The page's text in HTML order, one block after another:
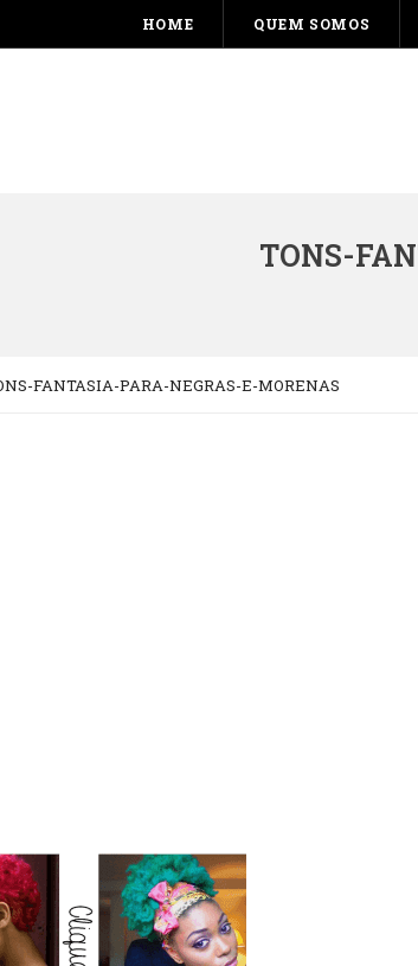
HOME QUEM SOMOS
TONS-
FANTASIA-PARA-NEGRAS-E-MORENAS